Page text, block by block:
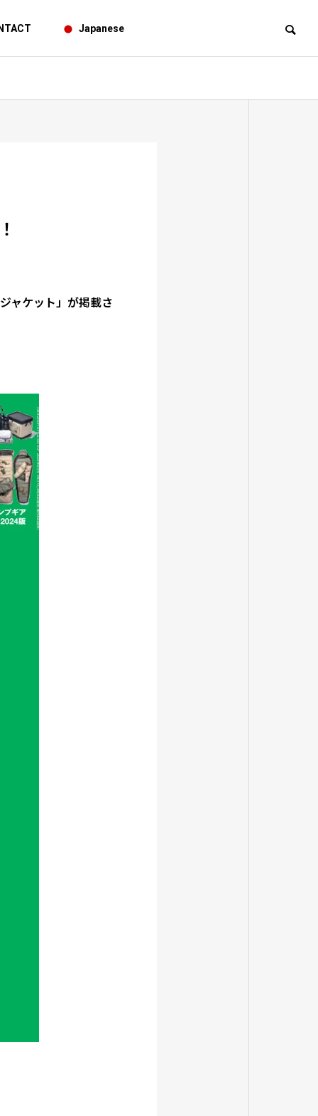
Japanese
バクタ
ャケット」が掲載さ